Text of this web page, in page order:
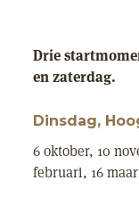
Drie
en zaterdag.
Dinsdag,
6 oktober, 10
februari, 16